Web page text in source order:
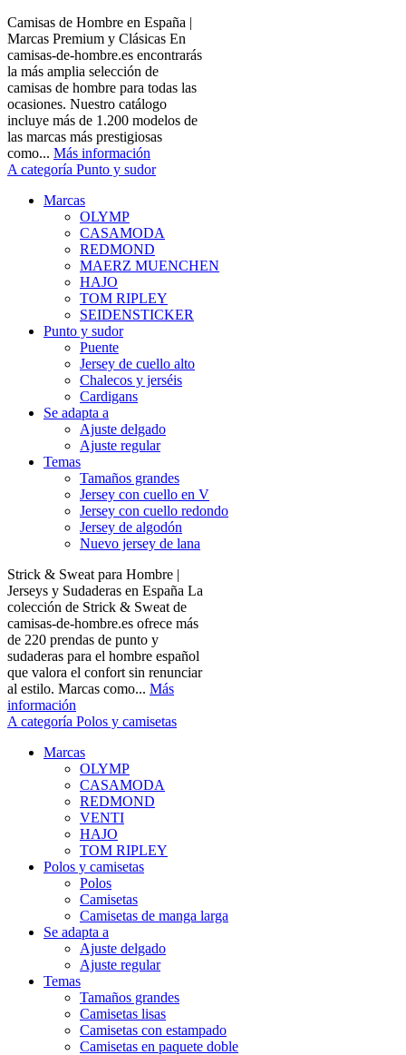
Camisas de Hombre en España |
Marcas Premium y Clásicas En
camisas-de-hombre.es encontrarás
la más amplia selección de
camisas de hombre para todas las
ocasiones. Nuestro catálogo
incluye más de 1.200 modelos de
las marcas más prestigiosas
como... Más información
A categoría Punto y sudor
Marcas
OLYMP
CASAMODA
REDMOND
MAERZ MUENCHEN
HAJO
TOM RIPLEY
SEIDENSTICKER
Punto y sudor
Puente
Jersey de cuello alto
Chalecos y jerséis
Cardigans
Se adapta a
Ajuste delgado
Ajuste regular
Temas
Tamaños grandes
Jersey con cuello en V
Jersey con cuello redondo
Jersey de algodón
Nuevo jersey de lana
Strick & Sweat para Hombre |
Jerseys y Sudaderas en España La
colección de Strick & Sweat de
camisas-de-hombre.es ofrece más
de 220 prendas de punto y
sudaderas para el hombre español
que valora el confort sin renunciar
al estilo. Marcas como... Más
información
A categoría Polos y camisetas
Marcas
OLYMP
CASAMODA
REDMOND
VENTI
HAJO
TOM RIPLEY
Polos y camisetas
Polos
Camisetas
Camisetas de manga larga
Se adapta a
Ajuste delgado
Ajuste regular
Temas
Tamaños grandes
Camisetas lisas
Camisetas con estampado
Camisetas en paquete doble